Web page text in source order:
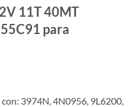
11T 40MT
para
3974N, 4N0956, 9L6200,